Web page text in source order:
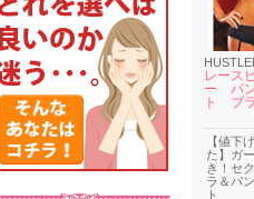
レース
ー パ
ト ブ
【値下
た】ガ
き！セ
ラ＆パ
ト